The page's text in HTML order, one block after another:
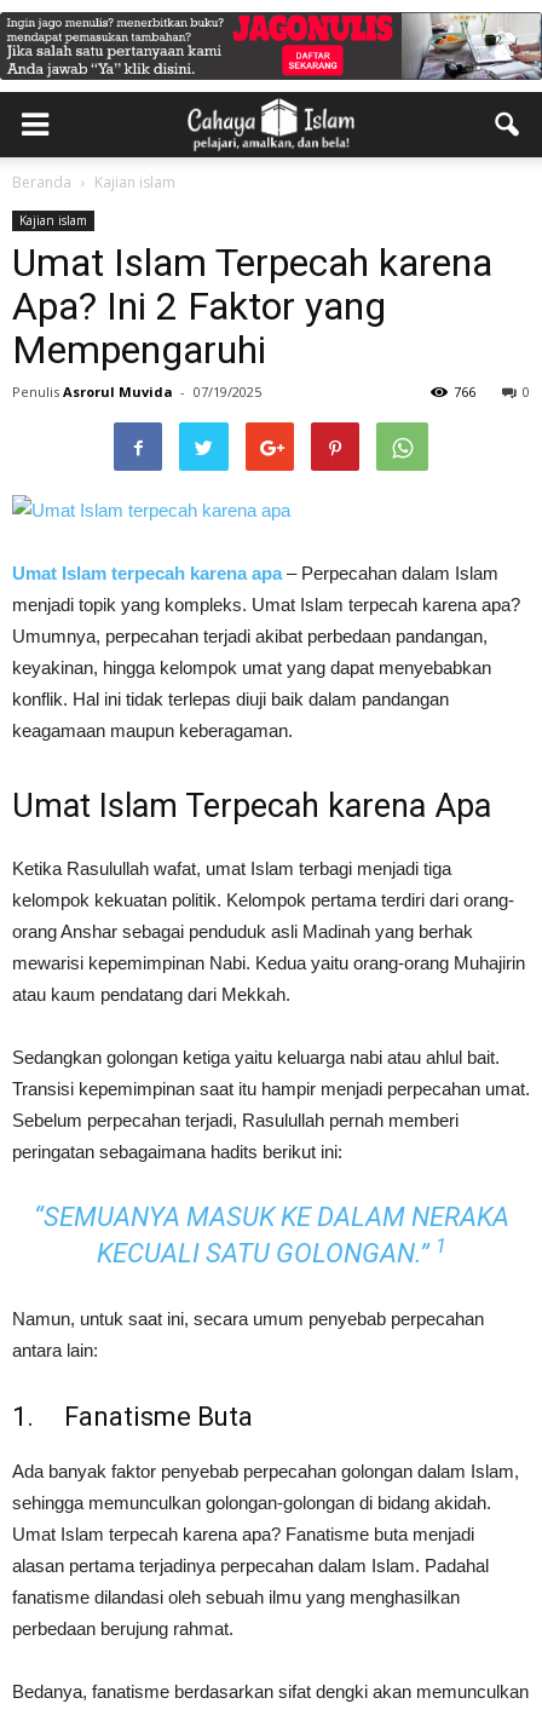
Beranda Kajian islam
Kajian islam
Umat Islam Terpecah karena
Apa? Ini 2 Faktor yang
Mempengaruhi
Penulis Asrorul Muvida - 07/19/2025 0
766
Umat Islam terpecah karena apa– Perpecahan dalam Islam
menjadi topik yang kompleks. Umat Islam terpecah karena apa?
Umumnya, perpecahan terjadi akibat perbedaan pandangan,
keyakinan, hingga kelompok umat yang dapat menyebabkan
konflik. Hal ini tidak terlepas diuji baik dalam pandangan
keagamaan maupun keberagaman.
Umat Islam Terpecah karena Apa
Ketika Rasulullah wafat, umat Islam terbagi menjadi tiga
kelompok kekuatan politik. Kelompok pertama terdiri dari orang-
orang Anshar sebagai penduduk asli Madinah yang berhak
mewarisi kepemimpinan Nabi. Kedua yaitu orang-orang Muhajirin
atau kaum pendatang dari Mekkah.
Sedangkan golongan ketiga yaitu keluarga nabi atau ahlul bait.
Transisi kepemimpinan saat itu hampir menjadi perpecahan umat.
Sebelum perpecahan terjadi, Rasulullah pernah memberi
peringatan sebagaimana hadits berikut ini:
“SEMUANYA MASUK KE DALAM NERAKA
KECUALI SATU GOLONGAN.” 1
Namun, untuk saat ini, secara umum penyebab perpecahan
antara lain:
1. Fanatisme Buta
Ada banyak faktor penyebab perpecahan golongan dalam Islam,
sehingga memunculkan golongan-golongan di bidang akidah.
Umat Islam terpecah karena apa? Fanatisme buta menjadi
alasan pertama terjadinya perpecahan dalam Islam. Padahal
fanatisme dilandasi oleh sebuah ilmu yang menghasilkan
perbedaan berujung rahmat.
Bedanya, fanatisme berdasarkan sifat dengki akan memunculkan